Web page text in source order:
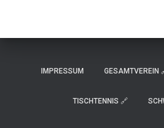
IMPRESSUM GESAMTVEREIN
TISCHTENNIS 🔗